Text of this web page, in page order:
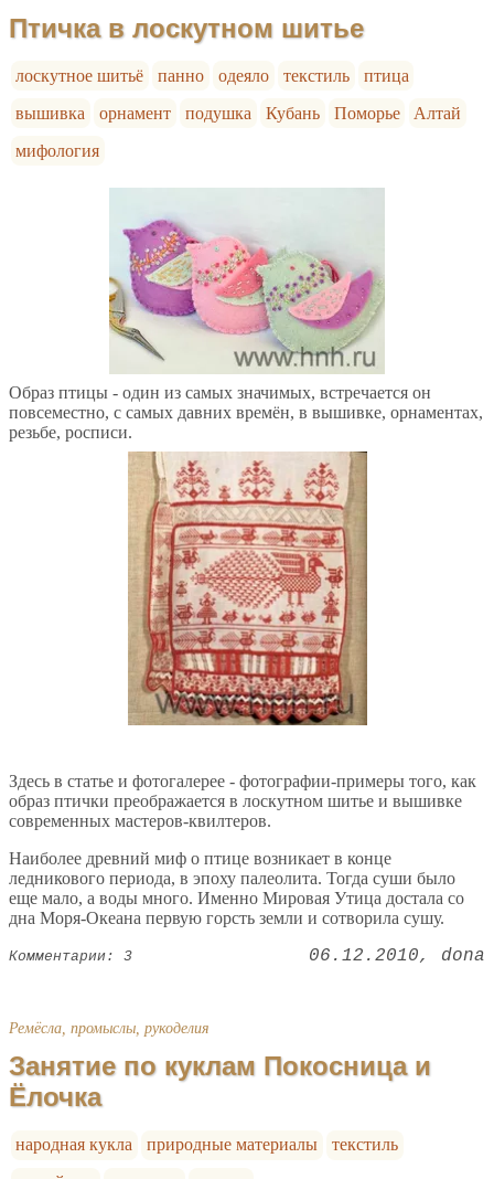
Птичка в лоскутном шитье
лоскутное шитьё панно одеяло текстиль
птица
вышивка
орнамент подушка Кубань Поморье
Алтай
мифология
Образ птицы - один из самых значимых, встречается он
повсеместно, с самых давних времён, в вышивке, орнаментах,
резьбе, росписи.
Здесь в статье и фотогалерее - фотографии-примеры того, как
образ птички преображается в лоскутном шитье и вышивке
современных мастеров-квилтеров.
Наиболее древний миф о птице возникает в конце
ледникового периода, в эпоху палеолита. Тогда суши было
еще мало, а воды много. Именно Мировая Утица достала со
дна Моря-Океана первую горсть земли и сотворила сушу.
Комментарии: 3 06.12.2010 dona
Ремёсла, промыслы, рукоделия
Занятие по куклам Покосница и
Ёлочка
народная кукла природные материалы
текстиль